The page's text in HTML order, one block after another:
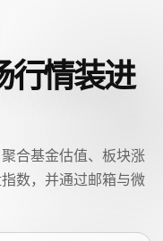
行情装进
合基金估值、板块涨
数，并通过邮箱与微